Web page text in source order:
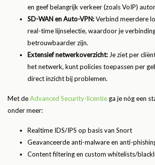
en geef belangrijk verkeer (zoals VoIP)
SD-WAN en Auto-VPN:Verbind meerdere
real-time lijnselectie, waardoor je
betrouwbaarder zijn.
Extensief netwerkoverzicht: Je ziet per
het netwerk, kunt policies toepassen per
direct inzicht bij problemen.
Met deAdvanced Security-licentie ga je nóg een
onder meer:
Realtime IDS/IPS op basis van Snort
Geavanceerde anti-malware en anti-
Content filtering en custom whitelists/